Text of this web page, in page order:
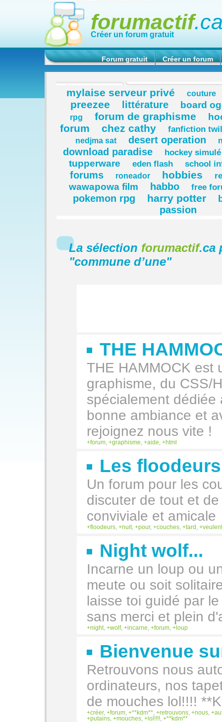
forumactif
Créer un forum gratuit
Forum gratuit Créer un forum
mylaise serveur privé couture
preezee littérature board
rpg forum de graphisme
forum chez cathy fanfiction
nedjma sat desert operation
download paradise hockey simulé
tupperware eden flash school
forums roneador hobbies
wawapowa film habbo free
pokemon rpg harry potter
passion
La sélection forumactif.ca
"commune d’une"
THE
THE HAMMOCK est
graphisme, du CSS/
spécialement
bonne ambiance et
rejoignez nous vite !
forum graphisme aide html
Les
Un forum pour les
discuter de tout et
conviviale et amicale
floodeurs nuit pour, couches tard veulent
Night wolf...
Incarne un loup ou
meute ou soit
laisse toi guidé par
sans merci et plein
night wolf, incarne forum loup
Bienvenue
Retrouvons nous
ordinateurs, nos
de mouches lol!!!!
créer, forum **kdm** retrouvons nous
putains
mouches lol!!!! **kdm**